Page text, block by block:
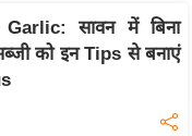
सावन में बिना
को इन Tips से बनाएं